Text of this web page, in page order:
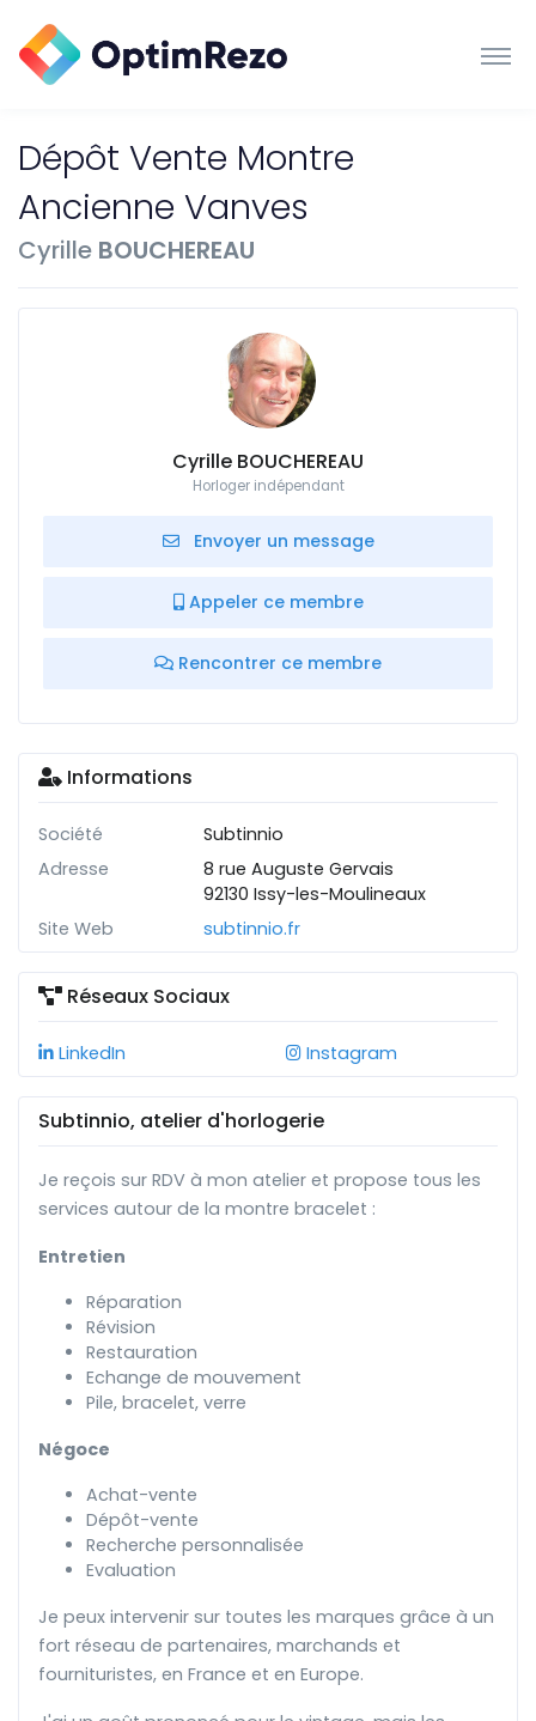
Dépôt Vente Montre
Ancienne Vanves
Cyrille BOUCHEREAU
Cyrille BOUCHEREAU
Horloger indépendant
Envoyer un message
Appeler ce membre
Rencontrer ce membre
Informations
Société
Subtinnio
Adresse
8 rue Auguste Gervais
92130 Issy-les-Moulineaux
Site Web
subtinnio.fr
Réseaux Sociaux
LinkedIn Instagram
Subtinnio, atelier d'horlogerie
Je reçois sur RDV à mon atelier et propose tous les
services autour de la montre bracelet :
Entretien
Réparation
Révision
Restauration
Echange de mouvement
Pile, bracelet, verre
Négoce
Achat-vente
Dépôt-vente
Recherche personnalisée
Evaluation
Je peux intervenir sur toutes les marques grâce à un
fort réseau de partenaires, marchands et
fournituristes, en France et en Europe.